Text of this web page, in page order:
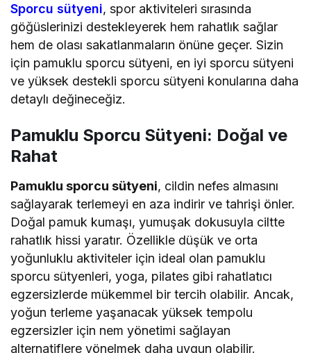
Sporcu sütyeni, spor aktiviteleri sırasında
göğüslerinizi destekleyerek hem rahatlık sağlar
hem de olası sakatlanmaların önüne geçer. Sizin
için pamuklu sporcu sütyeni, en iyi sporcu sütyeni
ve yüksek destekli sporcu sütyeni konularına daha
detaylı değineceğiz.
Pamuklu Sporcu Sütyeni: Doğal ve
Rahat
Pamuklu sporcu sütyeni, cildin nefes almasını
sağlayarak terlemeyi en aza indirir ve tahrişi önler.
Doğal pamuk kumaşı, yumuşak dokusuyla ciltte
rahatlık hissi yaratır. Özellikle düşük ve orta
yoğunluklu aktiviteler için ideal olan pamuklu
sporcu sütyenleri, yoga, pilates gibi rahatlatıcı
egzersizlerde mükemmel bir tercih olabilir. Ancak,
yoğun terleme yaşanacak yüksek tempolu
egzersizler için nem yönetimi sağlayan
alternatiflere yönelmek daha uygun olabilir.